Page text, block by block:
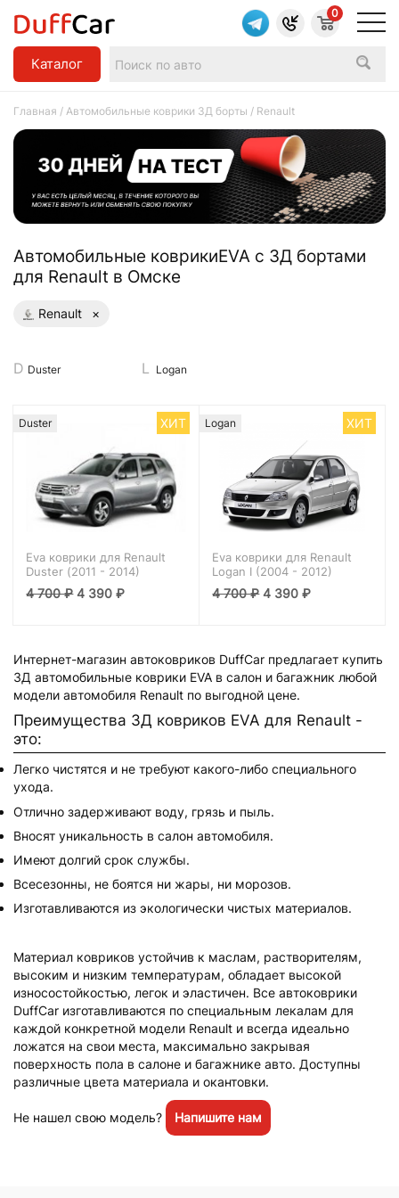
Каталог
0
Главная / Автомобильные коврики 3Д борты / Renault
Aвтомобильные коврикиEVA с 3Д бортами
для Renault в Омске
Renault ×
Duster Logan
Duster ХИТ
Eva коврики для Renault
Duster (2011 - 2014)
4 700₽ 4 390₽
Logan ХИТ
Eva коврики для Renault
Logan I (2004 - 2012)
4 700₽ 4 390₽
Интернет-магазин автоковриков DuffCar предлагает купить
3Д автомобильные коврики EVA в салон и багажник любой
модели автомобиля Renault по выгодной цене.
Преимущества 3Д ковриков EVA для Renault -
это:
Легко чистятся и не требуют какого-либо специального
ухода.
Отлично задерживают воду, грязь и пыль.
Вносят уникальность в салон автомобиля.
Имеют долгий срок службы.
Всесезонны, не боятся ни жары, ни морозов.
Изготавливаются из экологически чистых материалов.
Материал ковриков устойчив к маслам, растворителям,
высоким и низким температурам, обладает высокой
износостойкостью, легок и эластичен. Все автоковрики
DuffCar изготавливаются по специальным лекалам для
каждой конкретной модели Renault и всегда идеально
ложатся на свои места, максимально закрывая
поверхность пола в салоне и багажнике авто. Доступны
различные цвета материала и окантовки.
Не нашел свою модель? Напишите нам